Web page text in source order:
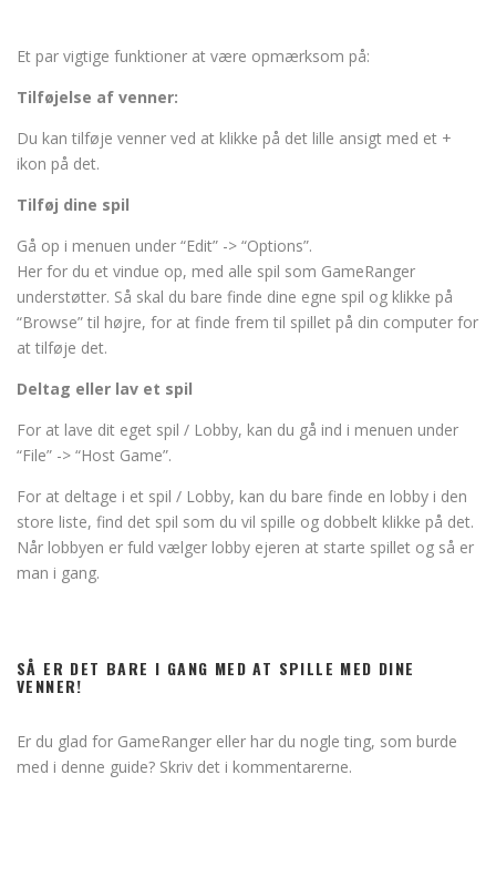
Et par vigtige funktioner at være opmærksom på:
Tilføjelse af venner:
Du kan tilføje venner ved at klikke på det lille ansigt med et +
ikon på det.
Tilføj dine spil
Gå op i menuen under “Edit” -> “Options”.
Her for du et vindue op, med alle spil som GameRanger
understøtter. Så skal du bare finde dine egne spil og klikke på
“Browse” til højre, for at finde frem til spillet på din computer for
at tilføje det.
Deltag eller lav et spil
For at lave dit eget spil / Lobby, kan du gå ind i menuen under
“File” -> “Host Game”.
For at deltage i et spil / Lobby, kan du bare finde en lobby i den
store liste, find det spil som du vil spille og dobbelt klikke på det.
Når lobbyen er fuld vælger lobby ejeren at starte spillet og så er
man i gang.
SÅ ER DET BARE I GANG MED AT SPILLE MED DINE
VENNER!
Er du glad for GameRanger eller har du nogle ting, som burde
med i denne guide? Skriv det i kommentarerne.